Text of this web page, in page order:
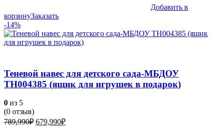
Добавить в
корзинуЗаказать
-14%
Теневой навес для детского сада-МБДОУ
ТН004385 (ящик для игрушек в подарок)
0 из 5
(0 отзыв)
789,990₽ Первоначальная
679,990₽Текущая